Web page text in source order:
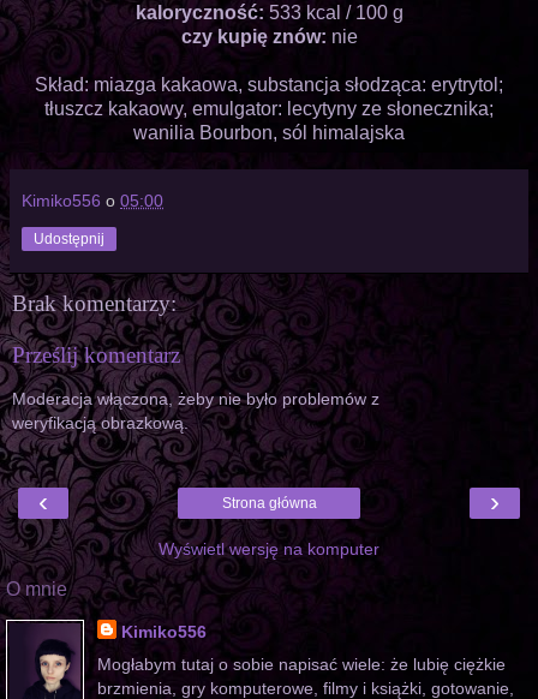
kaloryczność: 533 kcal / 100 g
czy kupię znów: nie
Skład: miazga kakaowa, substancja słodząca: erytrytol;
tłuszcz kakaowy, emulgator: lecytyny ze słonecznika;
wanilia Bourbon, sól himalajska
Kimiko556 o 05:00
Udostępnij
Brak komentarzy:
Prześlij komentarz
Moderacja włączona, żeby nie było problemów z
weryfikacją obrazkową.
‹ ›
Strona główna
Wyświetl wersję na komputer
O mnie
Kimiko556
Mogłabym tutaj o sobie napisać wiele: że lubię ciężkie
brzmienia, gry komputerowe, filmy i książki, gotowanie,